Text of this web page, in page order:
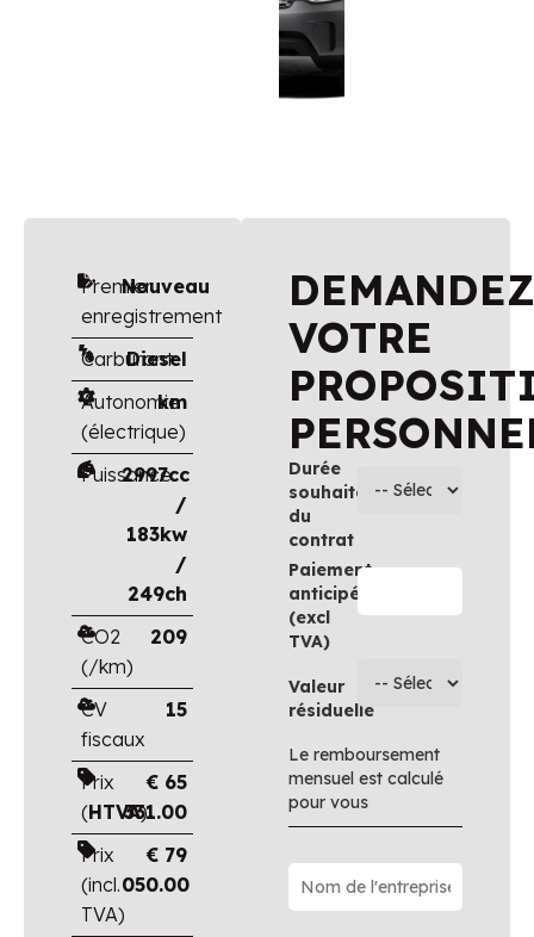
Premier
enregistrement
Nouveau
Carburant
Diesel
Autonomie
(électrique)
km
Puissance
2997cc
/
183kw
/
249ch
CO2
(/km)
209
CV
fiscaux
15
Prix
(HTVA)
€ 65
331.00
Prix
(incl.
TVA)
€ 79
050.00
DEMANDEZ
VOTRE
Durée
souhaitée
du
contrat
Paiement
anticipé
(excl
TVA)
Valeur
résiduelle
Le remboursement
mensuel est calculé
pour vous